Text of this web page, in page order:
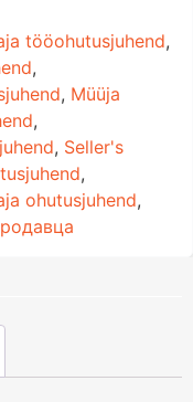
tööohutusjuhend,
,
, Müüja
,
, Seller's
,
ohutusjuhend,